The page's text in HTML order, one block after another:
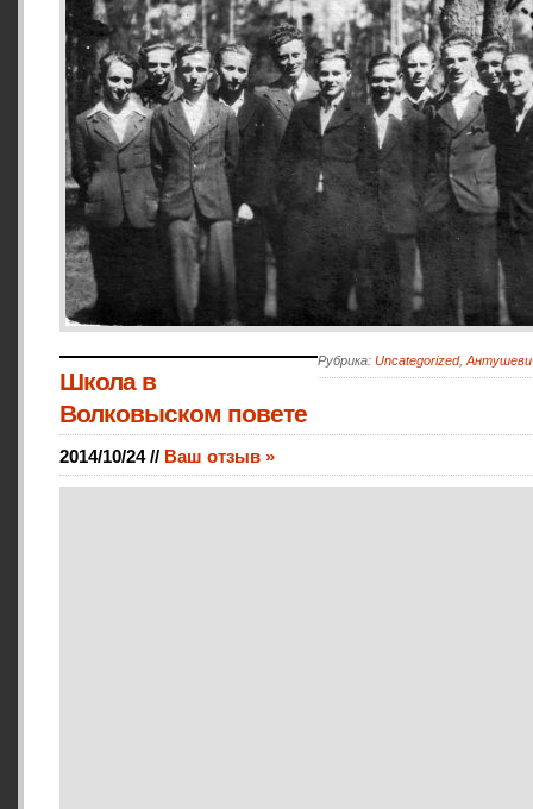
Рубрика: Uncategorized,
Школа в
Волковыском повете
2014/10/24 // Ваш отзыв »